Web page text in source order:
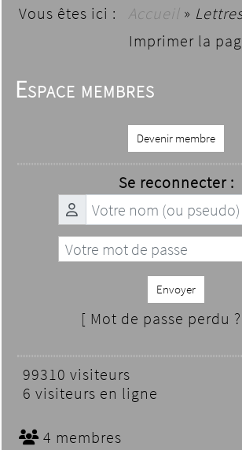
Vous êtes ici : Accueil »
Imprimer la
Espace membres
Devenir membre
Se reconnecter :
Envoyer
[ Mot de passe perdu ?
99310 visiteurs
6 visiteurs en ligne
4 membres